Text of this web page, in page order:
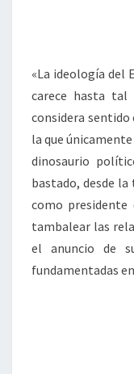
«La ideología del
carece hasta tal
considera sentido
la que
dinosaurio
bastado, desde
como presidente
tambalear las
el anuncio de
fundamentadas